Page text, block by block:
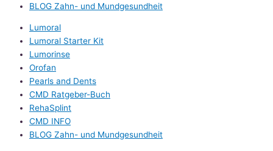
BLOG Zahn- und Mundgesundheit
Lumoral
Lumoral Starter Kit
Lumorinse
Orofan
Pearls and Dents
CMD Ratgeber-Buch
RehaSplint
CMD INFO
BLOG Zahn- und Mundgesundheit